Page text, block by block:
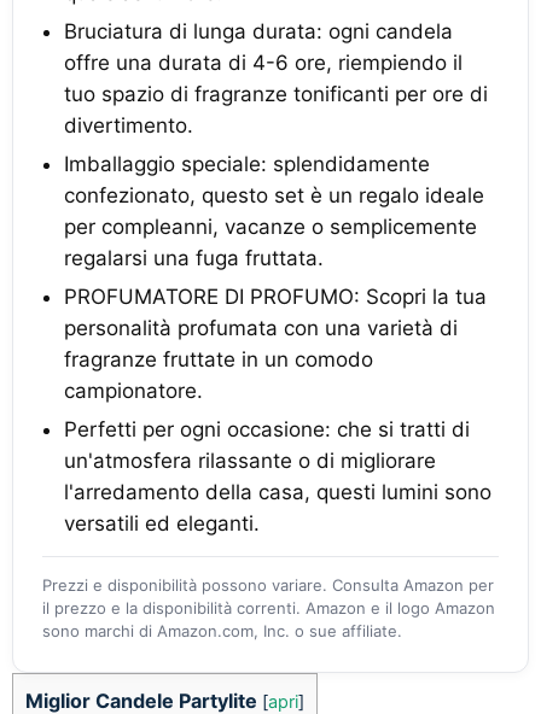
Bruciatura di lunga durata: ogni candela
offre una durata di 4-6 ore, riempiendo il
tuo spazio di fragranze tonificanti per ore di
divertimento.
Imballaggio speciale: splendidamente
confezionato, questo set è un regalo ideale
per compleanni, vacanze o semplicemente
regalarsi una fuga fruttata.
PROFUMATORE DI PROFUMO: Scopri la tua
personalità profumata con una varietà di
fragranze fruttate in un comodo
campionatore.
Perfetti per ogni occasione: che si tratti di
un'atmosfera rilassante o di migliorare
l'arredamento della casa, questi lumini sono
versatili ed eleganti.
Prezzi e disponibilità possono variare. Consulta Amazon per
il prezzo e la disponibilità correnti. Amazon e il logo Amazon
sono marchi di Amazon.com, Inc. o sue affiliate.
Miglior Candele Partylite [apri]